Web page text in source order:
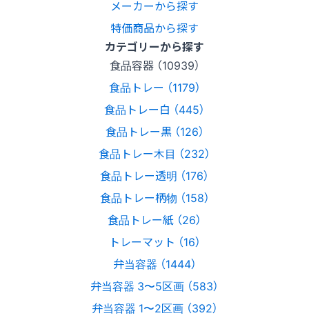
メーカーから探す
特価商品から探す
カテゴリーから探す
食品容器 （10939）
食品トレー （1179）
食品トレー白 （445）
食品トレー黒 （126）
食品トレー木目 （232）
食品トレー透明 （176）
食品トレー柄物 （158）
食品トレー紙 （26）
トレーマット （16）
弁当容器 （1444）
弁当容器 3〜5区画 （583）
弁当容器 1〜2区画 （392）